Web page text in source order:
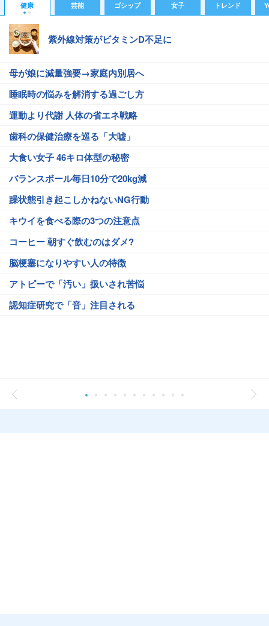
健康 芸能 ゴシップ 女子 トレンド
紫外線対策がビタミンD不足に
母が娘に減量強要→家庭内別居へ
睡眠時の悩みを解消する過ごし方
運動より代謝 人体の省エネ戦略
歯科の保健治療を巡る「大嘘」
大食い女子 46キロ体型の秘密
バランスボール毎日10分で20kg減
躁状態引き起こしかねないNG行動
キウイを食べる際の3つの注意点
コーヒー 朝すぐ飲むのはダメ?
脳梗塞になりやすい人の特徴
アトピーで「汚い」扱いされ苦悩
認知症研究で「音」注目される